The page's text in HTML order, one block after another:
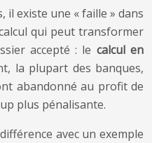
il existe une « faille » dans
qui peut transformer
accepté : le calcul en
la plupart des banques,
abandonné au profit de
plus pénalisante.
avec un exemple